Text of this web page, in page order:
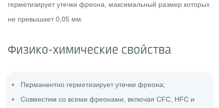
герметизирует утечки фреона, максимальный размер которых
не превышает 0,05 мм.
Физико-химические свойства
Перманентно герметизирует утечки фреонa;
Совместим со всеми фреонами, включая CFC, HFC и